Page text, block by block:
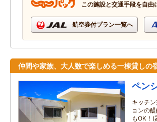
この施設と交通手段を自
航空券付プラン一覧へ
仲間や家族、大人数で楽しめる一棟貸しの
ペン
キッチ
ョンの
もOK！